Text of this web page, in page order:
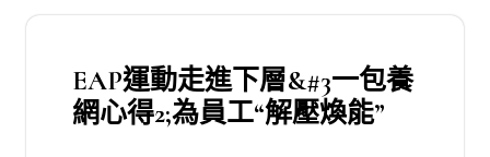
EAP運動走進下層&#3一包養
網心得2;為員工“解壓煥能”